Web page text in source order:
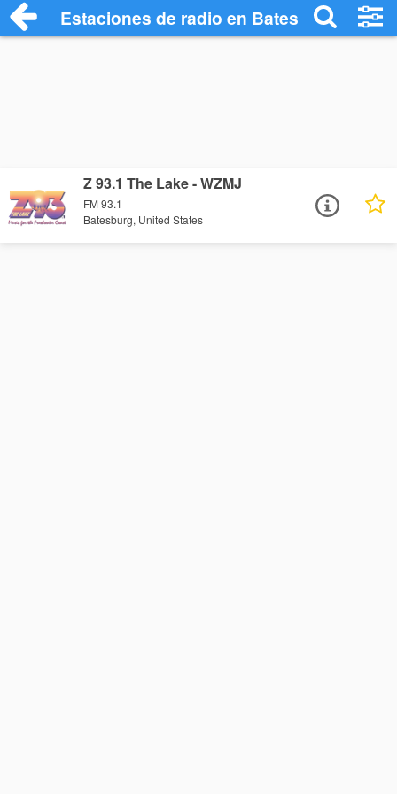
Estaciones de radio en Batesburg -
Z 93.1 The Lake - WZMJ
FM 93.1
Batesburg, United States